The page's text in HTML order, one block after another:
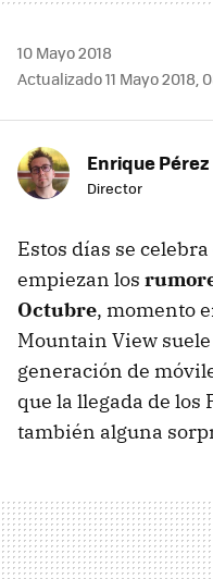
10 Mayo 2018
Actualizado 11 Mayo 2018,
Enrique Pérez
Director
Estos días se celebra
empiezan los
Octubre, momento
Mountain View
generación de
que la llegada de los
también alguna